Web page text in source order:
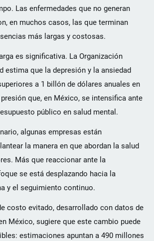
Las enfermedades que no generan
en muchos casos, las que terminan
más largas y costosas.
es significativa. La Organización
estima que la depresión y la ansiedad
a 1 billón de dólares anuales en
que, en México, se intensifica ante
público en salud mental.
algunas empresas están
la manera en que abordan la salud
Más que reaccionar ante la
se está desplazando hacia la
y el seguimiento continuo.
costo evitado, desarrollado con datos de
México, sugiere que este cambio puede
estimaciones apuntan a 490 millones